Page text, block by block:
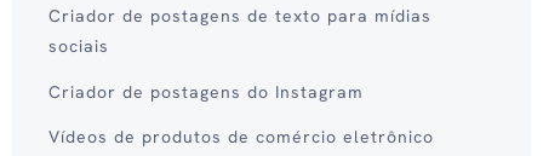
Criador de postagens de texto para mídias
sociais
Criador de postagens do Instagram
Vídeos de produtos de comércio eletrônico